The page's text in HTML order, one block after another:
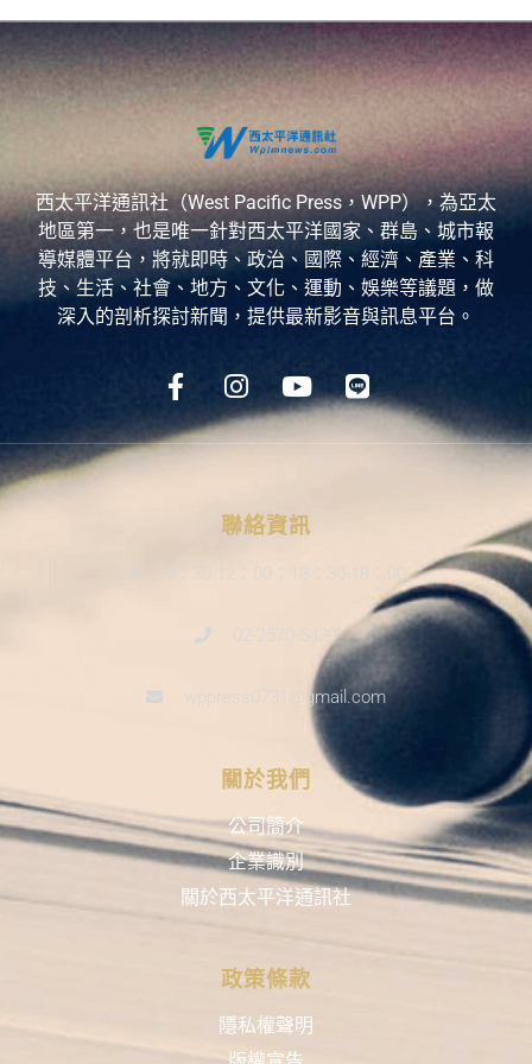
西太平洋通訊社（West Pacific Press，WPP），為亞太
地區第一，也是唯一針對西太平洋國家、群島、城市報
導媒體平台，將就即時、政治、國際、經濟、產業、科
技、生活、社會、地方、文化、運動、娛樂等議題，做
深入的剖析探討新聞，提供最新影音與訊息平台。
聯絡資訊
9：30-12：00；13：30-18：00
02-2570-5439
wppress0731@gmail.com
關於我們
公司簡介
企業識別
關於西太平洋通訊社
政策條款
隱私權聲明